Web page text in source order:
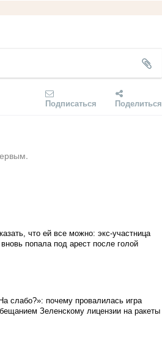
Подписаться Поделиться
что ей все можно: экс-участница
попала под арест после голой
слабо?»: почему провалилась игра
Зеленскому лицензии на ракеты